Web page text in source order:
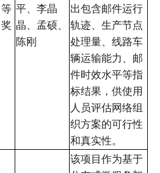
等
奖
平、李晶
晶、孟硕、
陈刚
出包含邮件运行
轨迹、生产节点
处理量、线路车
辆运输能力、邮
件时效水平等指
标结果，供使用
人员评估网络组
织方案的可行性
和真实性。
该项目作为基于